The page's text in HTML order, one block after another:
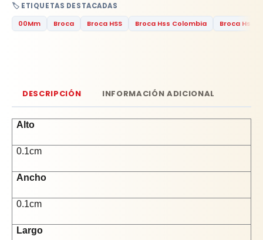
🏷️ ETIQUETAS DESTACADAS
00Mm
Broca Broca HSS Broca Hss Colombia Broca Hss
DESCRIPCIÓN INFORMACIÓN ADICIONAL
Alto
0.1cm
Ancho
0.1cm
Largo